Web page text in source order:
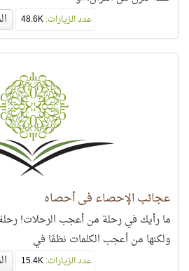
عدد الزيارات:48.6K
عجائب الإحصاء في أحصاه
ما رأيك في رحلة من أعجب الرحلات!
ولكنها من أعجب الكلمات نظمًا في
عدد الزيارات:15.4K